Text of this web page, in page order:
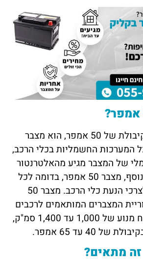
מצבר לרכב, בעל קיבולת של 50 אמפר, הוא מצבר
החשמליות בכלי הרכב,
של המצבר מגיע מהאלטרנטור
במהלך הנסיעה. בנוסף, מצבר 50 אמפר, בדומה לכל
הנעת כלי הרכב.
מצבר 50
המצברים המותאמים לרכבים
קטנים יחסית בנפח מנוע של 1,000 עד 1,400 סמ"ק,
40 עד 65 אמפר.
מתאים?